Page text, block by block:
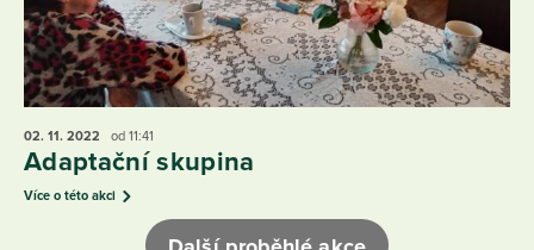
02. 11. 2022 od 11:41
Adaptační skupina
Více o této akci